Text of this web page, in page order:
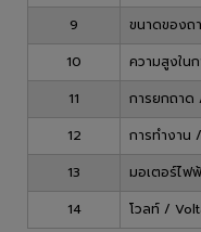
9
ขนาดของถ
10
ความสูงใน
11
การยกถาด
12
การทำงา
13
มอเตอร์ไฟ
14
โวลท์ /